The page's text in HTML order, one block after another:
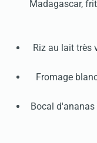
Madagascar,
Riz au lait très
Fromage
Bocal